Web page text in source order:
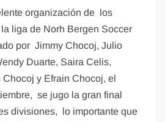
organización de los
liga de Norh Bergen Soccer
por Jimmy Chocoj, Julio
Duarte, Saira Celis,
y Efrain Chocoj, el
se jugo la gran final
divisiones, lo importante que